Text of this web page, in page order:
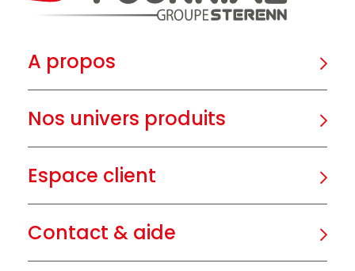
A propos
Nos univers produits
Espace client
Contact & aide